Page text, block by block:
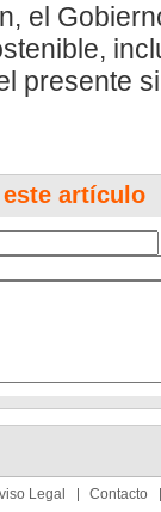
el
presente
artículo
Legal Contacto